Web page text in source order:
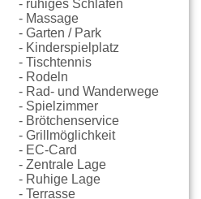
- ruhiges Schlafen
- Massage
- Garten / Park
- Kinderspielplatz
- Tischtennis
- Rodeln
- Rad- und Wanderwege
- Spielzimmer
- Brötchenservice
- Grillmöglichkeit
- EC-Card
- Zentrale Lage
- Ruhige Lage
- Terrasse